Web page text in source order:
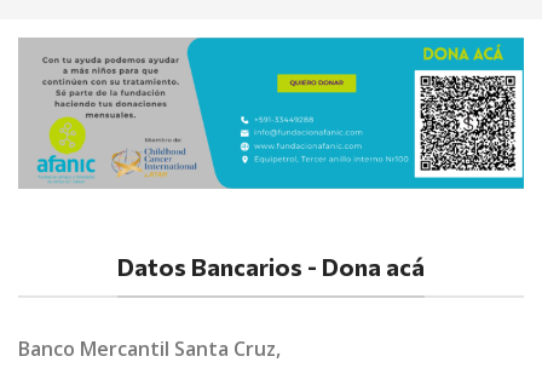
Datos Bancarios - Dona acá
Banco Mercantil Santa Cruz,